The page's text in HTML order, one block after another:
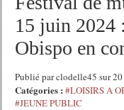
15 juin 2024
Obispo en
Publié par clodelle45 sur
Catégories : #LOISIRS A
#JEUNE PUBLIC